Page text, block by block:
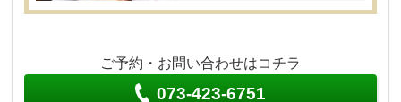
ご予約・お問い合わせはコチラ
073-423-6751